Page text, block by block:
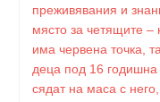
преживявания и
място за четящите –
има червена точка,
деца под 16 годишна
сядат на маса с